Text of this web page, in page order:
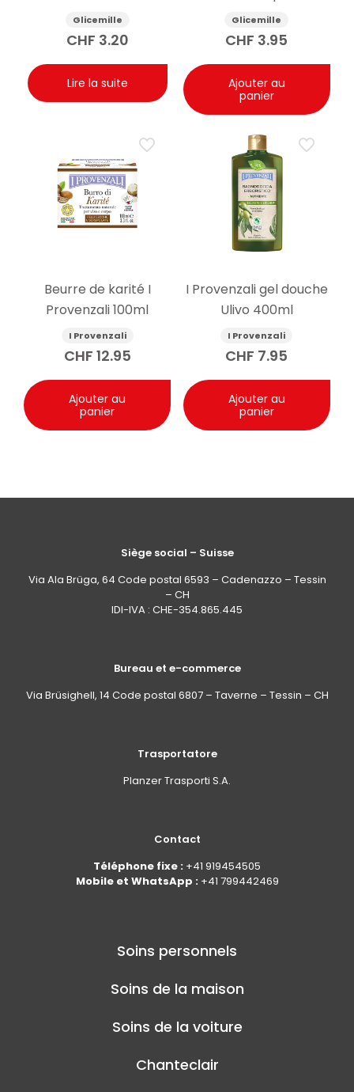
nourrissant 5.5g
Glicemille
CHF 3.20
Lire la suite
mains glycérine et
camomille 100ml
Glicemille
CHF 3.95
Ajouter au
panier
Beurre de karité I
Provenzali 100ml
I Provenzali
CHF 12.95
Ajouter au
panier
I Provenzali gel douche
Ulivo 400ml
I Provenzali
CHF 7.95
Ajouter au
panier
Siège social – Suisse
Via Ala Brüga, 64 Code postal 6593 – Cadenazzo – Tessin
– CH
IDI-IVA : CHE-354.865.445
Bureau et e-commerce
Via Brüsighell, 14 Code postal 6807 – Taverne – Tessin – CH
Trasportatore
Planzer Trasporti S.A.
Contact
Téléphone fixe : +41 919454505
Mobile et WhatsApp : +41 799442469
Soins personnels
Soins de la maison
Soins de la voiture
Chanteclair